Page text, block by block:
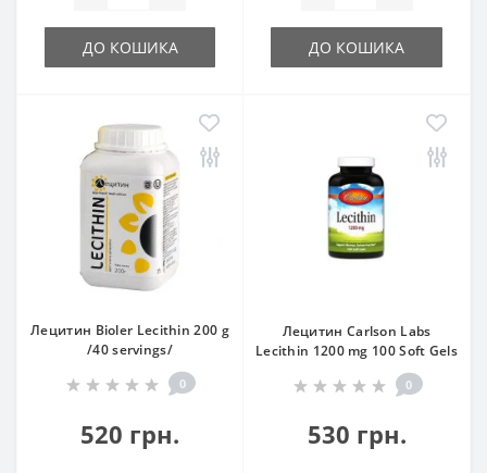
ДО КОШИКА ДО КОШИКА
Лецитин Bioler Lecithin 200 g
/40 servings/
0
520 грн.
Лецитин Carlson Labs
Lecithin 1200 mg 100 Soft Gels
0
530 грн.